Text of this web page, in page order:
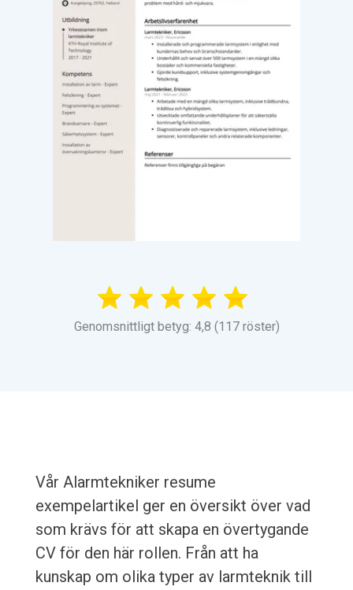
Genomsnittligt betyg: 4,8 (117 röster)
Vår Alarmtekniker resume
exempelartikel ger en översikt över vad
som krävs för att skapa en övertygande
CV för den här rollen. Från att ha
kunskap om olika typer av larmteknik till